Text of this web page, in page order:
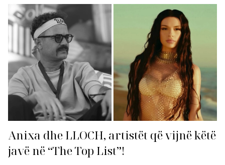
Anixa dhe LLOCH, artistët që vijnë këtë
javë në “The Top List”!